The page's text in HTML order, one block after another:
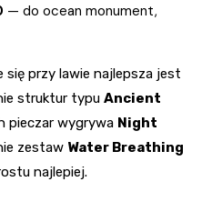
— do ocean monument,
się przy lawie najlepsza jest
struktur typu Ancient
pieczar wygrywa Night
zestaw Water Breathing
najlepiej.